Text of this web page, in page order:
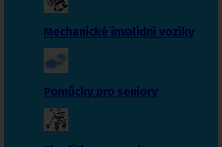
Mechanické invalidní vozíky
Pomůcky pro seniory